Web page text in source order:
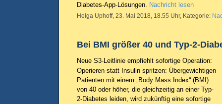
Diabetes-App-Lösungen. Nachricht lesen
Helga Uphoff, 23. Mai 2018, 18.55 Uhr, Kategorie:
Bei BMI größer 40 und Typ-2-
Neue S3-Leitlinie empfiehlt sofortige Operation:
Operieren statt Insulin spritzen: Übergewichtigen
Patienten mit einem „Body Mass Index“ (BMI)
von 40 oder höher, die gleichzeitig an einer Typ-
2-Diabetes leiden, wird zukünftig eine sofortige